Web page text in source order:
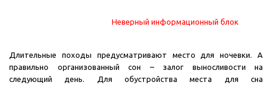
Неверный информационный блок
Длительные походы предусматривают место для ночевки. А
правильно организованный сон – залог выносливости на
следующий день. Для обустройства места для сна